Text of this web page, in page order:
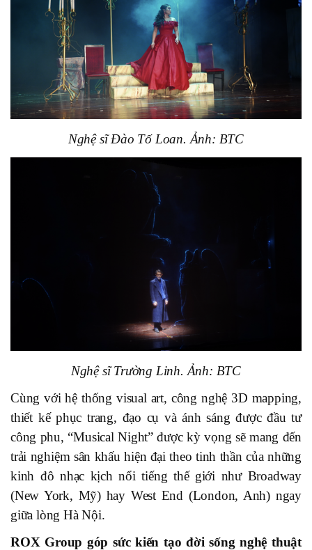
Nghệ sĩ Đào Tố Loan. Ảnh: BTC
Nghệ sĩ Trường Linh. Ảnh: BTC
Cùng với hệ thống visual art, công nghệ 3D mapping,
thiết kế phục trang, đạo cụ và ánh sáng được đầu tư
công phu, “Musical Night” được kỳ vọng sẽ mang đến
trải nghiệm sân khấu hiện đại theo tinh thần của những
kinh đô nhạc kịch nổi tiếng thế giới như Broadway
(New York, Mỹ) hay West End (London, Anh) ngay
giữa lòng Hà Nội.
ROX Group góp sức kiến tạo đời sống nghệ thuật